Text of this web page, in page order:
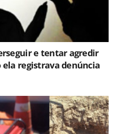
e tentar agredir
registrava denúncia